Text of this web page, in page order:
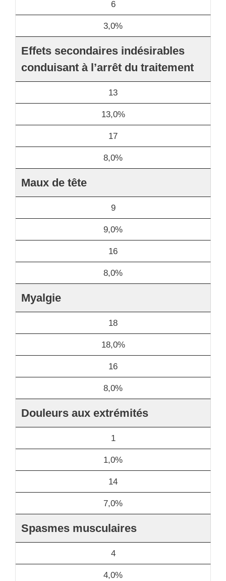
6
3,0%
Effets secondaires indésirables
conduisant à l’arrêt du traitement
13
13,0%
17
8,0%
Maux de tête
9
9,0%
16
8,0%
Myalgie
18
18,0%
16
8,0%
Douleurs aux extrémités
1
1,0%
14
7,0%
Spasmes musculaires
4
4,0%